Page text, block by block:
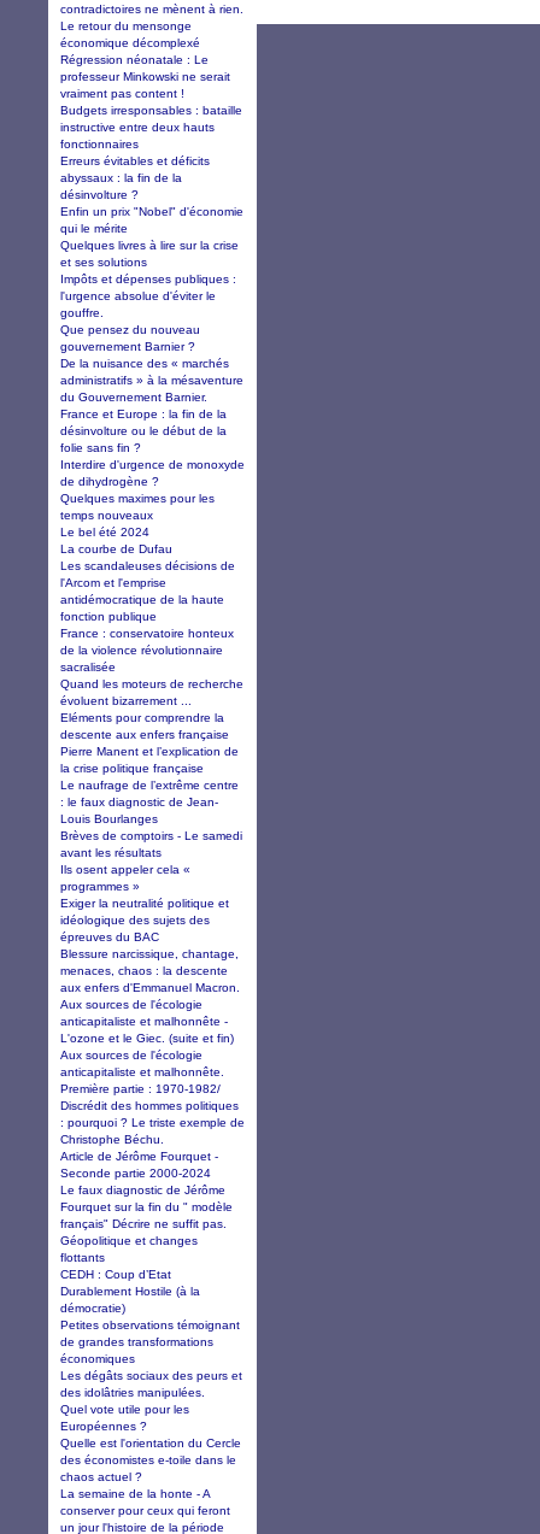
contradictoires ne mènent à rien.
Le retour du mensonge
économique décomplexé
Régression néonatale : Le
professeur Minkowski ne serait
vraiment pas content !
Budgets irresponsables : bataille
instructive entre deux hauts
fonctionnaires
Erreurs évitables et déficits
abyssaux : la fin de la
désinvolture ?
Enfin un prix "Nobel" d'économie
qui le mérite
Quelques livres à lire sur la crise
et ses solutions
Impôts et dépenses publiques :
l'urgence absolue d'éviter le
gouffre.
Que pensez du nouveau
gouvernement Barnier ?
De la nuisance des « marchés
administratifs » à la mésaventure
du Gouvernement Barnier.
France et Europe : la fin de la
désinvolture ou le début de la
folie sans fin ?
Interdire d'urgence de monoxyde
de dihydrogène ?
Quelques maximes pour les
temps nouveaux
Le bel été 2024
La courbe de Dufau
Les scandaleuses décisions de
l'Arcom et l'emprise
antidémocratique de la haute
fonction publique
France : conservatoire honteux
de la violence révolutionnaire
sacralisée
Quand les moteurs de recherche
évoluent bizarrement ...
Eléments pour comprendre la
descente aux enfers française
Pierre Manent et l’explication de
la crise politique française
Le naufrage de l’extrême centre
: le faux diagnostic de Jean-
Louis Bourlanges
Brèves de comptoirs - Le samedi
avant les résultats
Ils osent appeler cela «
programmes »
Exiger la neutralité politique et
idéologique des sujets des
épreuves du BAC
Blessure narcissique, chantage,
menaces, chaos : la descente
aux enfers d'Emmanuel Macron.
Aux sources de l'écologie
anticapitaliste et malhonnête -
L'ozone et le Giec. (suite et fin)
Aux sources de l'écologie
anticapitaliste et malhonnête.
Première partie : 1970-1982/
Discrédit des hommes politiques
: pourquoi ? Le triste exemple de
Christophe Béchu.
Article de Jérôme Fourquet -
Seconde partie 2000-2024
Le faux diagnostic de Jérôme
Fourquet sur la fin du " modèle
français" Décrire ne suffit pas.
Géopolitique et changes
flottants
CEDH : Coup d’Etat
Durablement Hostile (à la
démocratie)
Petites observations témoignant
de grandes transformations
économiques
Les dégâts sociaux des peurs et
des idolâtries manipulées.
Quel vote utile pour les
Européennes ?
Quelle est l'orientation du Cercle
des économistes e-toile dans le
chaos actuel ?
La semaine de la honte - A
conserver pour ceux qui feront
un jour l'histoire de la période